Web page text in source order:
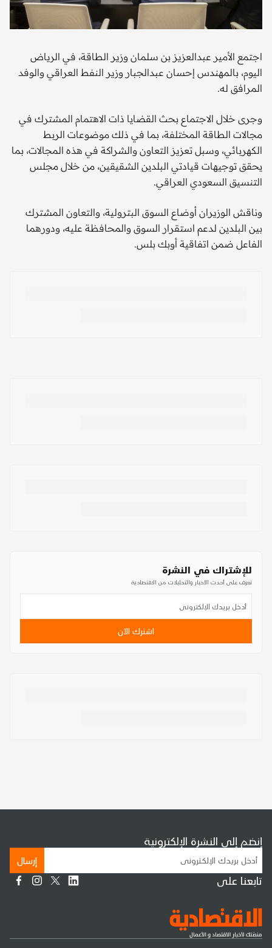
اجتمع الأمير عبدالعزيز بن سلمان وزير الطاقة، في الرياض
اليوم، بالمهندس إحسان عبدالجبار وزير النفط العراقي والوفد
المرافق له.
وجرى خلال الاجتماع بحث القضايا ذات الاهتمام المشترك في
مجالات الطاقة المختلفة، بما في ذلك موضوعات الربط
الكهربائي، وسبل تعزيز التعاون والشراكة في هذه المجالات، بما
يحقق توجيهات قيادتي البلدين الشقيقين، من خلال مجلس
التنسيق السعودي العراقي.
وناقش الوزيران أوضاع السوق البترولية، والتعاون المشترك
بين البلدين لدعم استقرار السوق والمحافظة عليه، ودورهما
الفاعل ضمن اتفاقية أوبك بلس.
للإشتراك في النشرة
تعرف على أحدث الأخبار والتحليلات من الاقتصادية
اشترك الآن
إنضم إلى النشرة الإلكترونية
إرسال
تابعنا على